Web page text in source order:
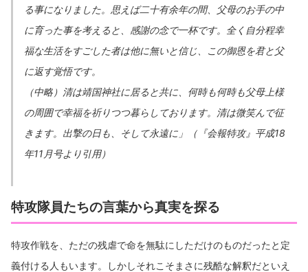
る事になりました。思えば二十有余年の間、父母のお手の中
に育った事を考えると、感謝の念で一杯です。全く自分程幸
福な生活をすごした者は他に無いと信じ、この御恩を君と父
に返す覚悟です。
（中略）清は靖国神社に居ると共に、何時も何時も父母上様
の周囲で幸福を祈りつつ暮らしております。清は微笑んで征
きます。出撃の日も、そして永遠に」（『会報特攻』平成18
年11月号より引用）
特攻隊員たちの言葉から真実を探る
特攻作戦を、ただの残虐で命を無駄にしただけのものだったと定
義付ける人もいます。しかしそれこそまさに残酷な解釈だといえ